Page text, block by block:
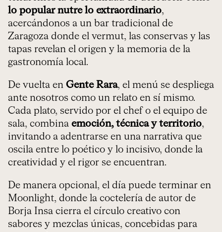
lo popular nutre lo extraordinario,
acercándonos a un bar tradicional de
Zaragoza donde el vermut, las conservas y las
tapas revelan el origen y la memoria de la
gastronomía local.
De vuelta en Gente Rara, el menú se despliega
ante nosotros como un relato en sí mismo.
Cada plato, servido por el chef o el equipo de
sala, combina emoción, técnica y territorio,
invitando a adentrarse en una narrativa que
oscila entre lo poético y lo incisivo, donde la
creatividad y el rigor se encuentran.
De manera opcional, el día puede terminar en
Moonlight, donde la coctelería de autor de
Borja Insa cierra el círculo creativo con
sabores y mezclas únicas, concebidas para